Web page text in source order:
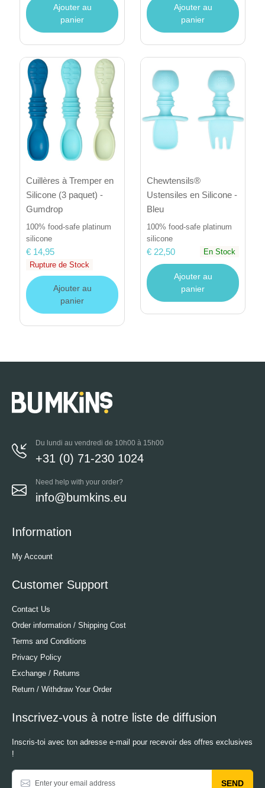
Ajouter au
panier
Ajouter au
panier
Cuillères à Tremper en
Silicone (3 paquet) -
Gumdrop
100% food-safe platinum
silicone
€ 14,95
Rupture de Stock
Ajouter au
panier
Chewtensils®
Ustensiles en Silicone -
Bleu
100% food-safe platinum
silicone
€ 22,50 En Stock
Ajouter au
panier
Du lundi au vendredi de 10h00 à 15h00
+31 (0) 71-230 1024
Need help with your order?
info@bumkins.eu
Information
My Account
Customer Support
Contact Us
Order information / Shipping Cost
Terms and Conditions
Privacy Policy
Exchange / Returns
Return / Withdraw Your Order
Inscrivez-vous à notre liste de diffusion
Inscris-toi avec ton adresse e-mail pour recevoir des offres exclusives
!
SEND